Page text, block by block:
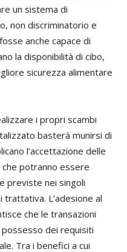
un sistema di
non discriminatorio e
anche capace di
la disponibilità di cibo,
sicurezza alimentare
i propri scambi
basterà munirsi di
l’accettazione delle
potranno essere
previste nei singoli
L’adesione al
che le transazioni
dei requisiti
Tra i benefici a cui